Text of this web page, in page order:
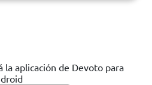
la aplicación de Devoto para